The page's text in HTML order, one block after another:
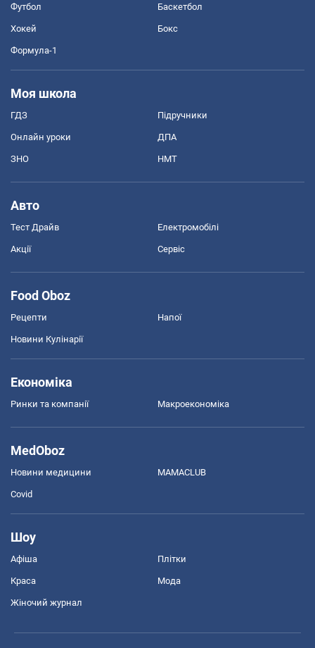
Футбол Баскетбол
Хокей Бокс
Формула-1
Моя школа
ГДЗ Підручники
Онлайн уроки ДПА
ЗНО НМТ
Авто
Тест Драйв Електромобілі
Акції Сервіс
Food Oboz
Рецепти Напої
Новини Кулінарії
Економіка
Ринки та компанії Макроекономіка
MedOboz
Новини медицини MAMACLUB
Covid
Шоу
Афіша Плітки
Краса Мода
Жіночий журнал